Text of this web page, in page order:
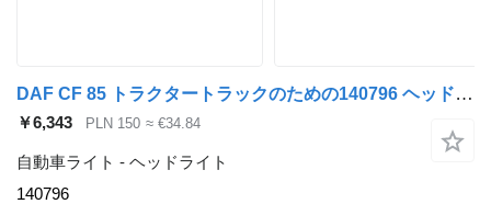
DAF CF 85 トラクタートラックのための140796 ヘッドライト
￥6,343 PLN 150 ≈ €34.84
自動車ライト - ヘッドライト
140796